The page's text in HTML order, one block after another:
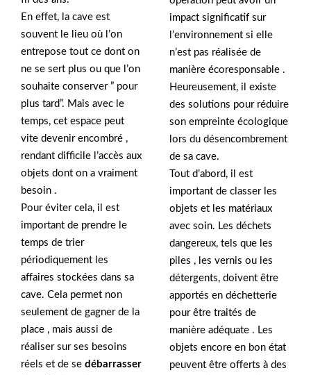
En effet, la cave est
souvent le lieu où l’on
entrepose tout ce dont on
ne se sert plus ou que l’on
souhaite conserver ” pour
plus tard”. Mais avec le
temps, cet espace peut
vite devenir encombré ,
rendant difficile l’accès aux
objets dont on a vraiment
besoin .
Pour éviter cela, il est
important de prendre le
temps de trier
périodiquement les
affaires stockées dans sa
cave. Cela permet non
seulement de gagner de la
place , mais aussi de
réaliser sur ses besoins
réels et de se débarrasser
impact significatif sur
l’environnement si elle
n’est pas réalisée de
manière écoresponsable .
Heureusement, il existe
des solutions pour réduire
son empreinte écologique
lors du désencombrement
de sa cave.
Tout d’abord, il est
important de classer les
objets et les matériaux
avec soin. Les déchets
dangereux, tels que les
piles , les vernis ou les
détergents, doivent être
apportés en déchetterie
pour être traités de
manière adéquate . Les
objets encore en bon état
peuvent être offerts à des